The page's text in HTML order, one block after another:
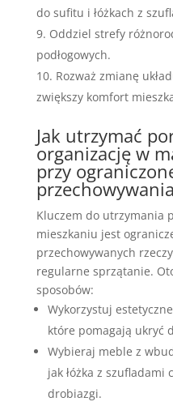
do sufitu i łóżkach z
Oddziel strefy
podłogowych.
Rozważ zmianę
zwiększy komfort
Jak utrzymać
organizację w
przy
Kluczem do utrzymania
mieszkaniu jest
przechowywanych
regularne sprzątanie.
sposobów:
Wykorzystuj
które pomagają ukryć
Wybieraj meble z
jak łóżka z szufladami
drobiazgi.